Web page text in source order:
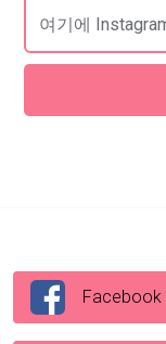
Facebook